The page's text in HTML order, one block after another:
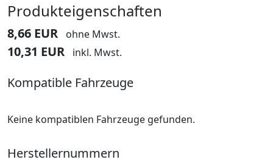
Produkteigenschaften
8,66 EUR ohne Mwst.
10,31 EUR inkl. Mwst.
Kompatible Fahrzeuge
Keine kompatiblen Fahrzeuge gefunden.
Herstellernummern